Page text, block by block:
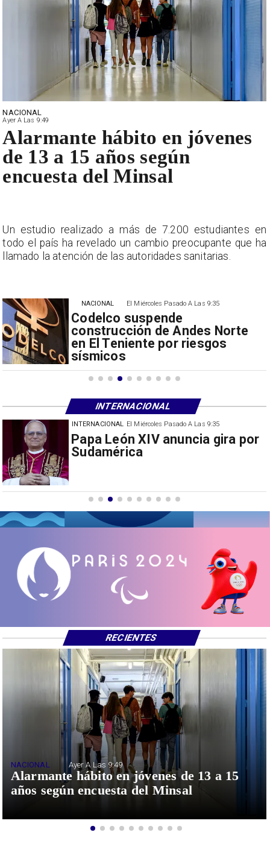
El Miércoles Pasado A Las 9:35
China restringe exportación de
drones a EEUU y sanciona
INTERNACIONAL
El Miércoles Pasado A Las 9:35
Codelco suspende
construcción de Andes Norte
en El Teniente por riesgos
sísmicos
NACIONAL
NACIONAL
Ayer A Las 9:49
Alarmante hábito en jóvenes
de 13 a 15 años según
encuesta del Minsal
Un estudio realizado a más de 7.200 estudiantes en
todo el país ha revelado un cambio preocupante que ha
llamado la atención de las autoridades sanitarias.
INTERNACIONAL
Alarmante hábito en jóvenes de 13 a 15
años según encuesta del Minsal
NACIONAL Ayer A Las 9:49
RECIENTES